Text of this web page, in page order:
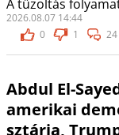
A tűzoltás
2026.08.07 14:44
0
1 24
Abdul El-
amerikai
sztárja,